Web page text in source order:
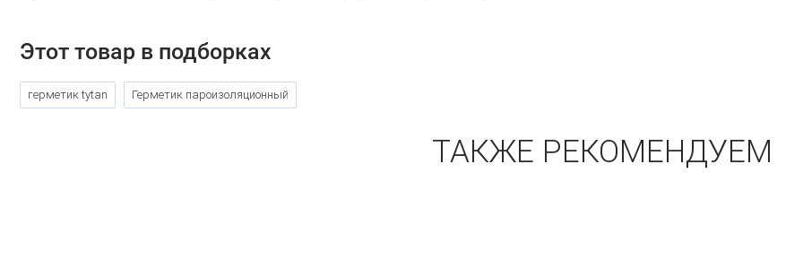
Этот товар в подборках
герметик tytan Герметик пароизоляционный
ТАКЖЕ РЕКОМЕНДУЕМ